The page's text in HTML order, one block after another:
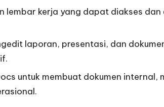
lembar kerja yang dapat diakses
laporan, presentasi, dan
untuk membuat dokumen